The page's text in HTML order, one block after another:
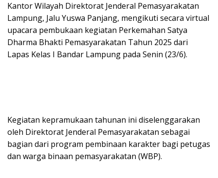
Kantor Wilayah Direktorat Jenderal Pemasyarakatan
Lampung, Jalu Yuswa Panjang, mengikuti secara virtual
upacara pembukaan kegiatan Perkemahan Satya
Dharma Bhakti Pemasyarakatan Tahun 2025 dari
Lapas Kelas I Bandar Lampung pada Senin (23/6).
Kegiatan kepramukaan tahunan ini diselenggarakan
oleh Direktorat Jenderal Pemasyarakatan sebagai
bagian dari program pembinaan karakter bagi petugas
dan warga binaan pemasyarakatan (WBP).